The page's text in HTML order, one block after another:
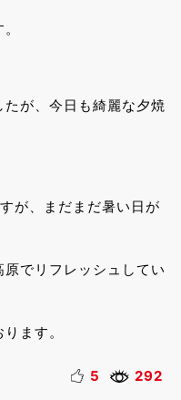
が、今日も綺麗な夕焼
が、まだまだ暑い日が
でリフレッシュしてい
ます。
5 292